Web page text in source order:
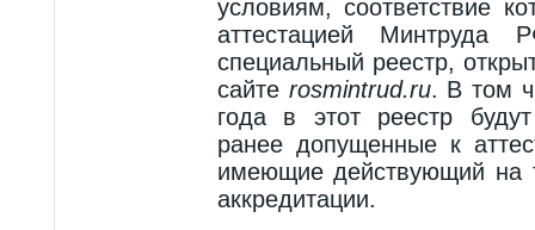
условиям, соответствие
аттестацией
специальный реестр,
сайте rosmintrud.ru. В том
года в этот реестр
ранее допущенные к
имеющие действующий на
аккредитации.